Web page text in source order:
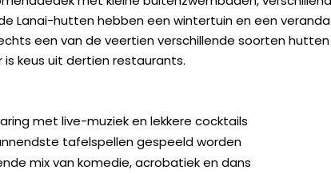
Lanai-hutten hebben een wintertuin en een
een van de veertien verschillende soorten
keus uit dertien restaurants.
met live-muziek en lekkere cocktails
tafelspellen gespeeld worden
mix van komedie, acrobatiek en dans